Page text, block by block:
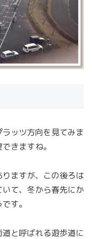
ッツ方向を見てみま
きますね。
ますが、この後ろは
て、冬から春先にか
す。
と呼ばれる遊歩道に